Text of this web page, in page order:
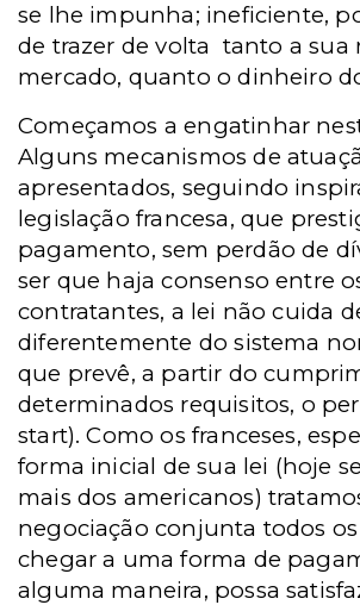
se lhe impunha; ineficiente,
de trazer de volta tanto a sua
mercado, quanto o dinheiro
Começamos a engatinhar
Alguns mecanismos de
apresentados, seguindo
legislação francesa, que
pagamento, sem perdão de
ser que haja consenso entre
contratantes, a lei não cuida
diferentemente do sistema
que prevê, a partir do
determinados requisitos, o
start). Como os franceses,
forma inicial de sua lei (hoje
mais dos americanos)
negociação conjunta todos
chegar a uma forma de
alguma maneira, possa